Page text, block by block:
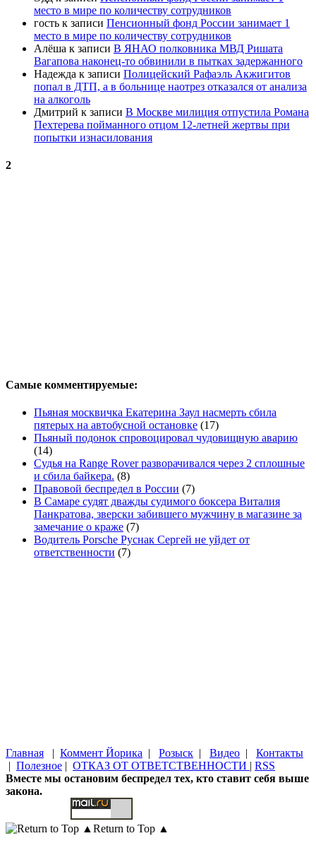
место в мире по количеству сотрудников
гость к записи Пенсионный фонд России занимает 1
место в мире по количеству сотрудников
Алёша к записи В ЯНАО полковника МВД Ришата
Вагапова наконец-то обвинили в пытках задержанного
Надежда к записи Полицейский Рафаэль Акжигитов
попал в ДТП, а в больнице наотрез отказался от анализа
на алкоголь
Дмитрий к записи В Москве милиция отпустила Романа
Пехтерева пойманного отцом 12-летней жертвы при
попытки изнасилования
2
Самые комментируемые:
Пьяная москвичка Екатерина Заул насмерть сбила
пятерых на автобусной остановке (17)
Пьяный подонок спровоцировал чудовищную аварию
(14)
Судья на Range Rover разворачивался через 2 сплошные
и сбила байкера. (8)
Правовой беспредел в России (7)
В Самаре судят дважды судимого боксера Виталия
Панкратова, зверски забившего мужчину в магазине за
замечание о краже (7)
Водитель Porsche Руснак Сергей не уйдет от
ответственности (7)
Главная | Коммент Йорика | Розыск | Видео | Контакты
| Полезное | ОТКАЗ ОТ ОТВЕТСТВЕННОСТИ | RSS
Вместе мы остановим беспредел тех, кто ставит себя выше
закона.
Return to Top ▲